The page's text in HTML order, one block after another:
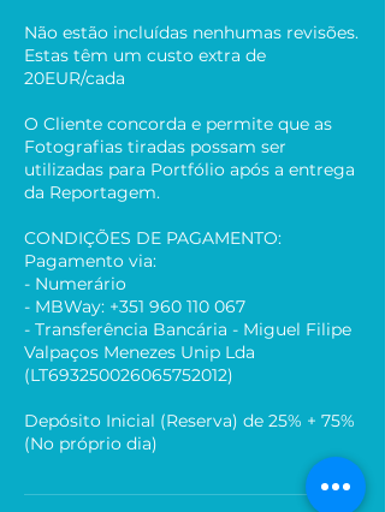
Não estão incluídas nenhumas revisões.
Estas têm um custo extra de
20EUR/cada
O Cliente concorda e permite que as
Fotografias tiradas possam ser
utilizadas para Portfólio após a entrega
da Reportagem.
CONDIÇÕES DE PAGAMENTO:
Pagamento via:
- Numerário
- MBWay: +351 960 110 067
- Transferência Bancária - Miguel Filipe
Valpaços Menezes Unip Lda
(LT693250026065752012)
Depósito Inicial (Reserva) de 25% + 75%
(No próprio dia)